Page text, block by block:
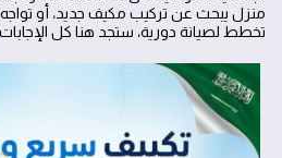
منزل يبحث عن تركيب مكيف جديد، أو
تخطط لصيانة دورية، ستجد هنا كل الإجابات.